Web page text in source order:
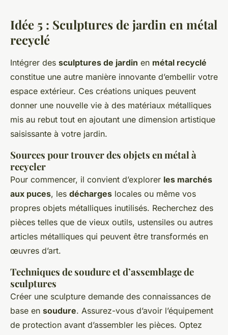
Idée 5 : Sculptures de jardin en métal
recyclé
Intégrer des sculptures de jardin en métal recyclé
constitue une autre manière innovante d’embellir votre
espace extérieur. Ces créations uniques peuvent
donner une nouvelle vie à des matériaux métalliques
mis au rebut tout en ajoutant une dimension artistique
saisissante à votre jardin.
Sources pour trouver des objets en métal à
recycler
Pour commencer, il convient d’explorer les marchés
aux puces, les décharges locales ou même vos
propres objets métalliques inutilisés. Recherchez des
pièces telles que de vieux outils, ustensiles ou autres
articles métalliques qui peuvent être transformés en
œuvres d’art.
Techniques de soudure et d’assemblage de
sculptures
Créer une sculpture demande des connaissances de
base en soudure. Assurez-vous d’avoir l’équipement
de protection avant d’assembler les pièces. Optez